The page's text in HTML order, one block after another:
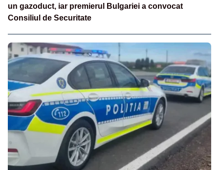
un gazoduct, iar premierul Bulgariei a convocat
Consiliul de Securitate